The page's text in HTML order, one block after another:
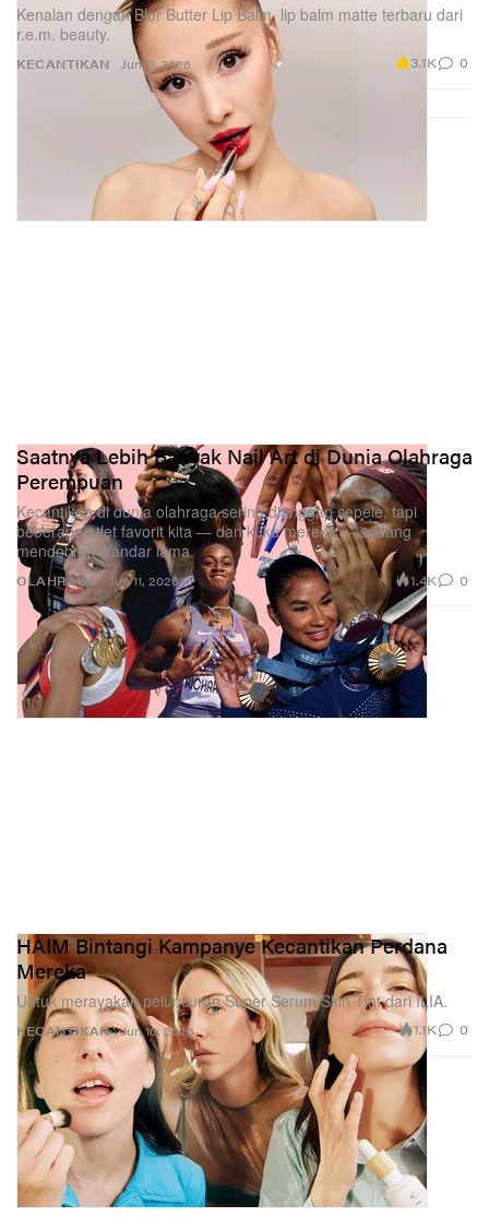
KECANTIKAN
Kenalan dengan Blur Butter Lip Balm, lip balm matte terbaru dari
r.e.m. beauty.
Jun 11, 2026 3.1K 0
OLAHRAGA
Saatnya Lebih Banyak Nail Art di Dunia Olahraga
Perempuan
Kecantikan di dunia olahraga sering dianggap sepele, tapi
beberapa atlet favorit kita — dan kuku mereka — sedang
mendobrak standar lama.
Jun 11, 2026 1.4K 0
KECANTIKAN
HAIM Bintangi Kampanye Kecantikan Perdana
Mereka
Untuk merayakan peluncuran Super Serum Skin Tint dari ILIA.
Jun 10, 2026 1.1K 0